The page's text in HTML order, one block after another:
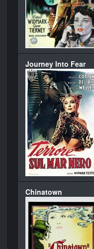
Journey Into Fear
Chinatown